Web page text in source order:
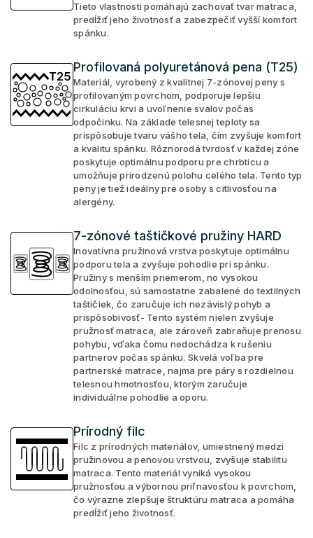
Tieto vlastnosti pomáhajú zachovať tvar matraca,
predĺžiť jeho životnosť a zabezpečiť vyšší komfort
spánku.
Profilovaná polyuretánová pena (T25)
Materiál, vyrobený z kvalitnej 7-zónovej peny s
profilovaným povrchom, podporuje lepšiu
cirkuláciu krvi a uvoľnenie svalov počas
odpočinku. Na základe telesnej teploty sa
prispôsobuje tvaru vášho tela, čím zvyšuje komfort
a kvalitu spánku. Rôznorodá tvrdosť v každej zóne
poskytuje optimálnu podporu pre chrbticu a
umožňuje prirodzenú polohu celého tela. Tento typ
peny je tiež ideálny pre osoby s citlivosťou na
alergény.
7-zónové taštičkové pružiny HARD
Inovatívna pružinová vrstva poskytuje optimálnu
podporu tela a zvyšuje pohodlie pri spánku.
Pružiny s menším priemerom, no vysokou
odolnosťou, sú samostatne zabalené do textilných
taštičiek, čo zaručuje ich nezávislý pohyb a
prispôsobivosť- Tento systém nielen zvyšuje
pružnosť matraca, ale zároveň zabraňuje prenosu
pohybu, vďaka čomu nedochádza k rušeniu
partnerov počas spánku. Skvelá voľba pre
partnerské matrace, najmä pre páry s rozdielnou
telesnou hmotnosťou, ktorým zaručuje
individuálne pohodlie a oporu.
Prírodný filc
Filc z prírodných materiálov, umiestnený medzi
pružinovou a penovou vrstvou, zvyšuje stabilitu
matraca. Tento materiál vyniká vysokou
pružnosťou a výbornou priľnavosťou k povrchom,
čo výrazne zlepšuje štruktúru matraca a pomáha
predĺžiť jeho životnosť.